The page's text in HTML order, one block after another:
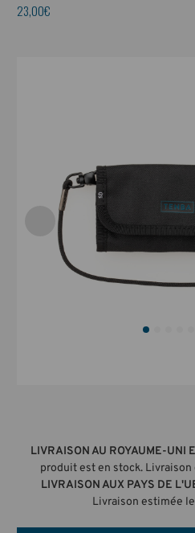
23,00€
LIVRAISON AU ROYAUME-UNI
produit est en stock.
LIVRAISON AUX PAYS DE
Livraison estimée